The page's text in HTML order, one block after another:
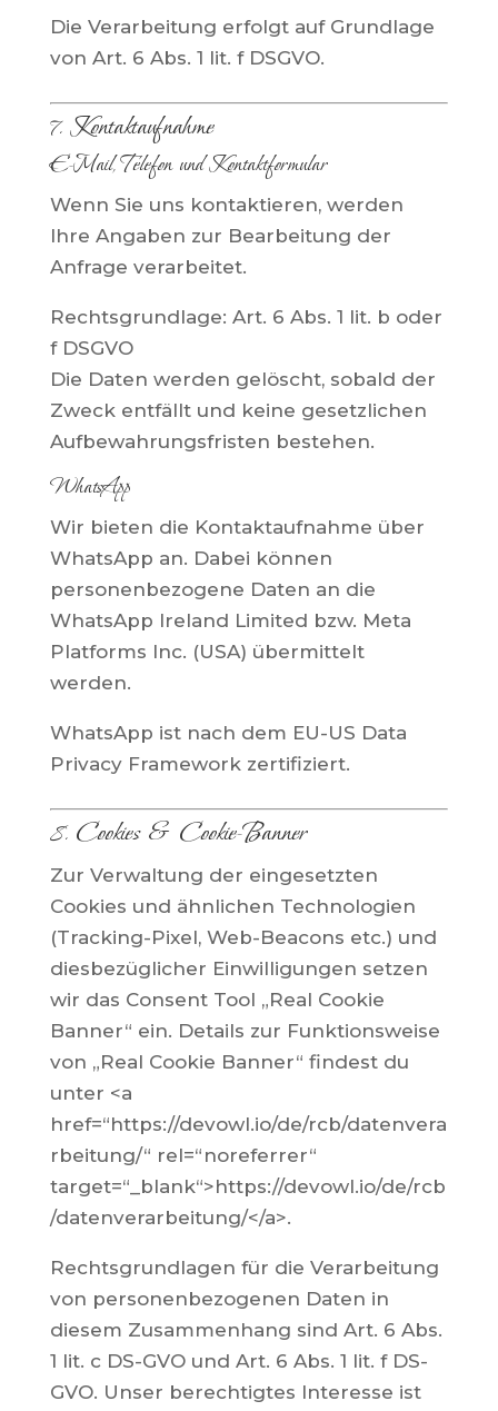
Die Verarbeitung erfolgt auf Grundlage
von Art. 6 Abs. 1 lit. f DSGVO.
7. Kontaktaufnahme
E-Mail, Telefon und Kontaktformular
Wenn Sie uns kontaktieren, werden
Ihre Angaben zur Bearbeitung der
Anfrage verarbeitet.
Rechtsgrundlage: Art. 6 Abs. 1 lit. b oder
f DSGVO
Die Daten werden gelöscht, sobald der
Zweck entfällt und keine gesetzlichen
Aufbewahrungsfristen bestehen.
WhatsApp
Wir bieten die Kontaktaufnahme über
WhatsApp an. Dabei können
personenbezogene Daten an die
WhatsApp Ireland Limited bzw. Meta
Platforms Inc. (USA) übermittelt
werden.
WhatsApp ist nach dem EU-US Data
Privacy Framework zertifiziert.
8. Cookies & Cookie-Banner
Zur Verwaltung der eingesetzten
Cookies und ähnlichen Technologien
(Tracking-Pixel, Web-Beacons etc.) und
diesbezüglicher Einwilligungen setzen
wir das Consent Tool „Real Cookie
Banner“ ein. Details zur Funktionsweise
von „Real Cookie Banner“ findest du
unter <a
href=“https://devowl.io/de/rcb/datenvera
rbeitung/“ rel=“noreferrer“
target=“_blank“>https://devowl.io/de/rcb
/datenverarbeitung/</a>.
Rechtsgrundlagen für die Verarbeitung
von personenbezogenen Daten in
diesem Zusammenhang sind Art. 6 Abs.
1 lit. c DS-GVO und Art. 6 Abs. 1 lit. f DS-
GVO. Unser berechtigtes Interesse ist